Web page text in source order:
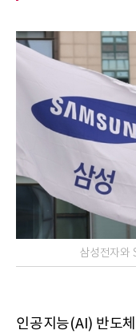
삼성전자와
인공지능(AI) 반도